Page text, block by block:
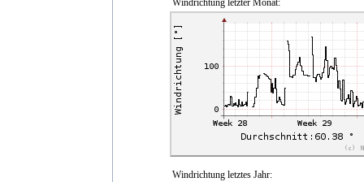
Windrichtung letzter Monat:
Windrichtung letztes Jahr: